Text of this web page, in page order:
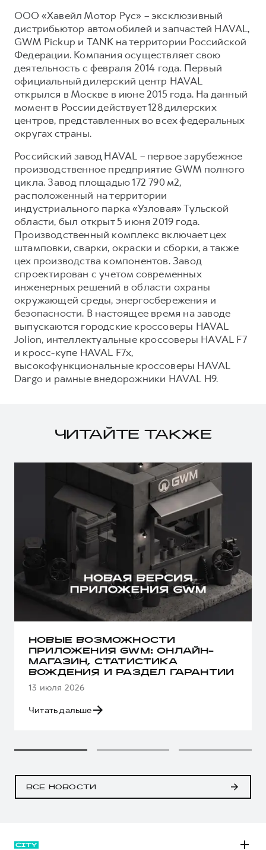
ООО «Хавейл Мотор Рус» – эксклюзивный
дистрибьютор автомобилей и запчастей HAVAL,
GWM Pickup и TANK на территории Российской
Федерации. Компания осуществляет свою
деятельность с февраля 2014 года. Первый
официальный дилерский центр HAVAL
открылся в Москве в июне 2015 года. На данный
момент в России действует 128 дилерских
центров, представленных во всех федеральных
округах страны.
Российский завод HAVAL – первое зарубежное
производственное предприятие GWM полного
цикла. Завод площадью 172 790 м2,
расположенный на территории
индустриального парка «Узловая» Тульской
области, был открыт 5 июня 2019 года.
Производственный комплекс включает цех
штамповки, сварки, окраски и сборки, а также
цех производства компонентов. Завод
спроектирован с учетом современных
инженерных решений в области охраны
окружающей среды, энергосбережения и
безопасности. В настоящее время на заводе
выпускаются городские кроссоверы HAVAL
Jolion, интеллектуальные кроссоверы HAVAL F7
и кросс-купе HAVAL F7x,
высокофункциональные кроссоверы HAVAL
Dargo и рамные внедорожники HAVAL H9.
ЧИТАЙТЕ ТАКЖЕ
НОВЫЕ ВОЗМОЖНОСТИ
ПРИЛОЖЕНИЯ GWM: ОНЛАЙН-
МАГАЗИН, СТАТИСТИКА
ВОЖДЕНИЯ И РАЗДЕЛ ГАРАНТИИ
13 июля 2026
Читать дальше
ВСЕ НОВОСТИ